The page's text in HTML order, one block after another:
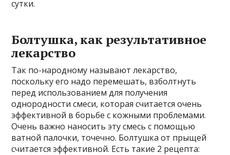
сутки.
Болтушка, как результативное
лекарство
Так по-народному называют лекарство,
поскольку его надо перемешать, взболтнуть
перед использованием для получения
однородности смеси, которая считается очень
эффективной в борьбе с кожными проблемами.
Очень важно наносить эту смесь с помощью
ватной палочки, точечно. Болтушка от прыщей
считается эффективной. Есть такие 2 рецепта: